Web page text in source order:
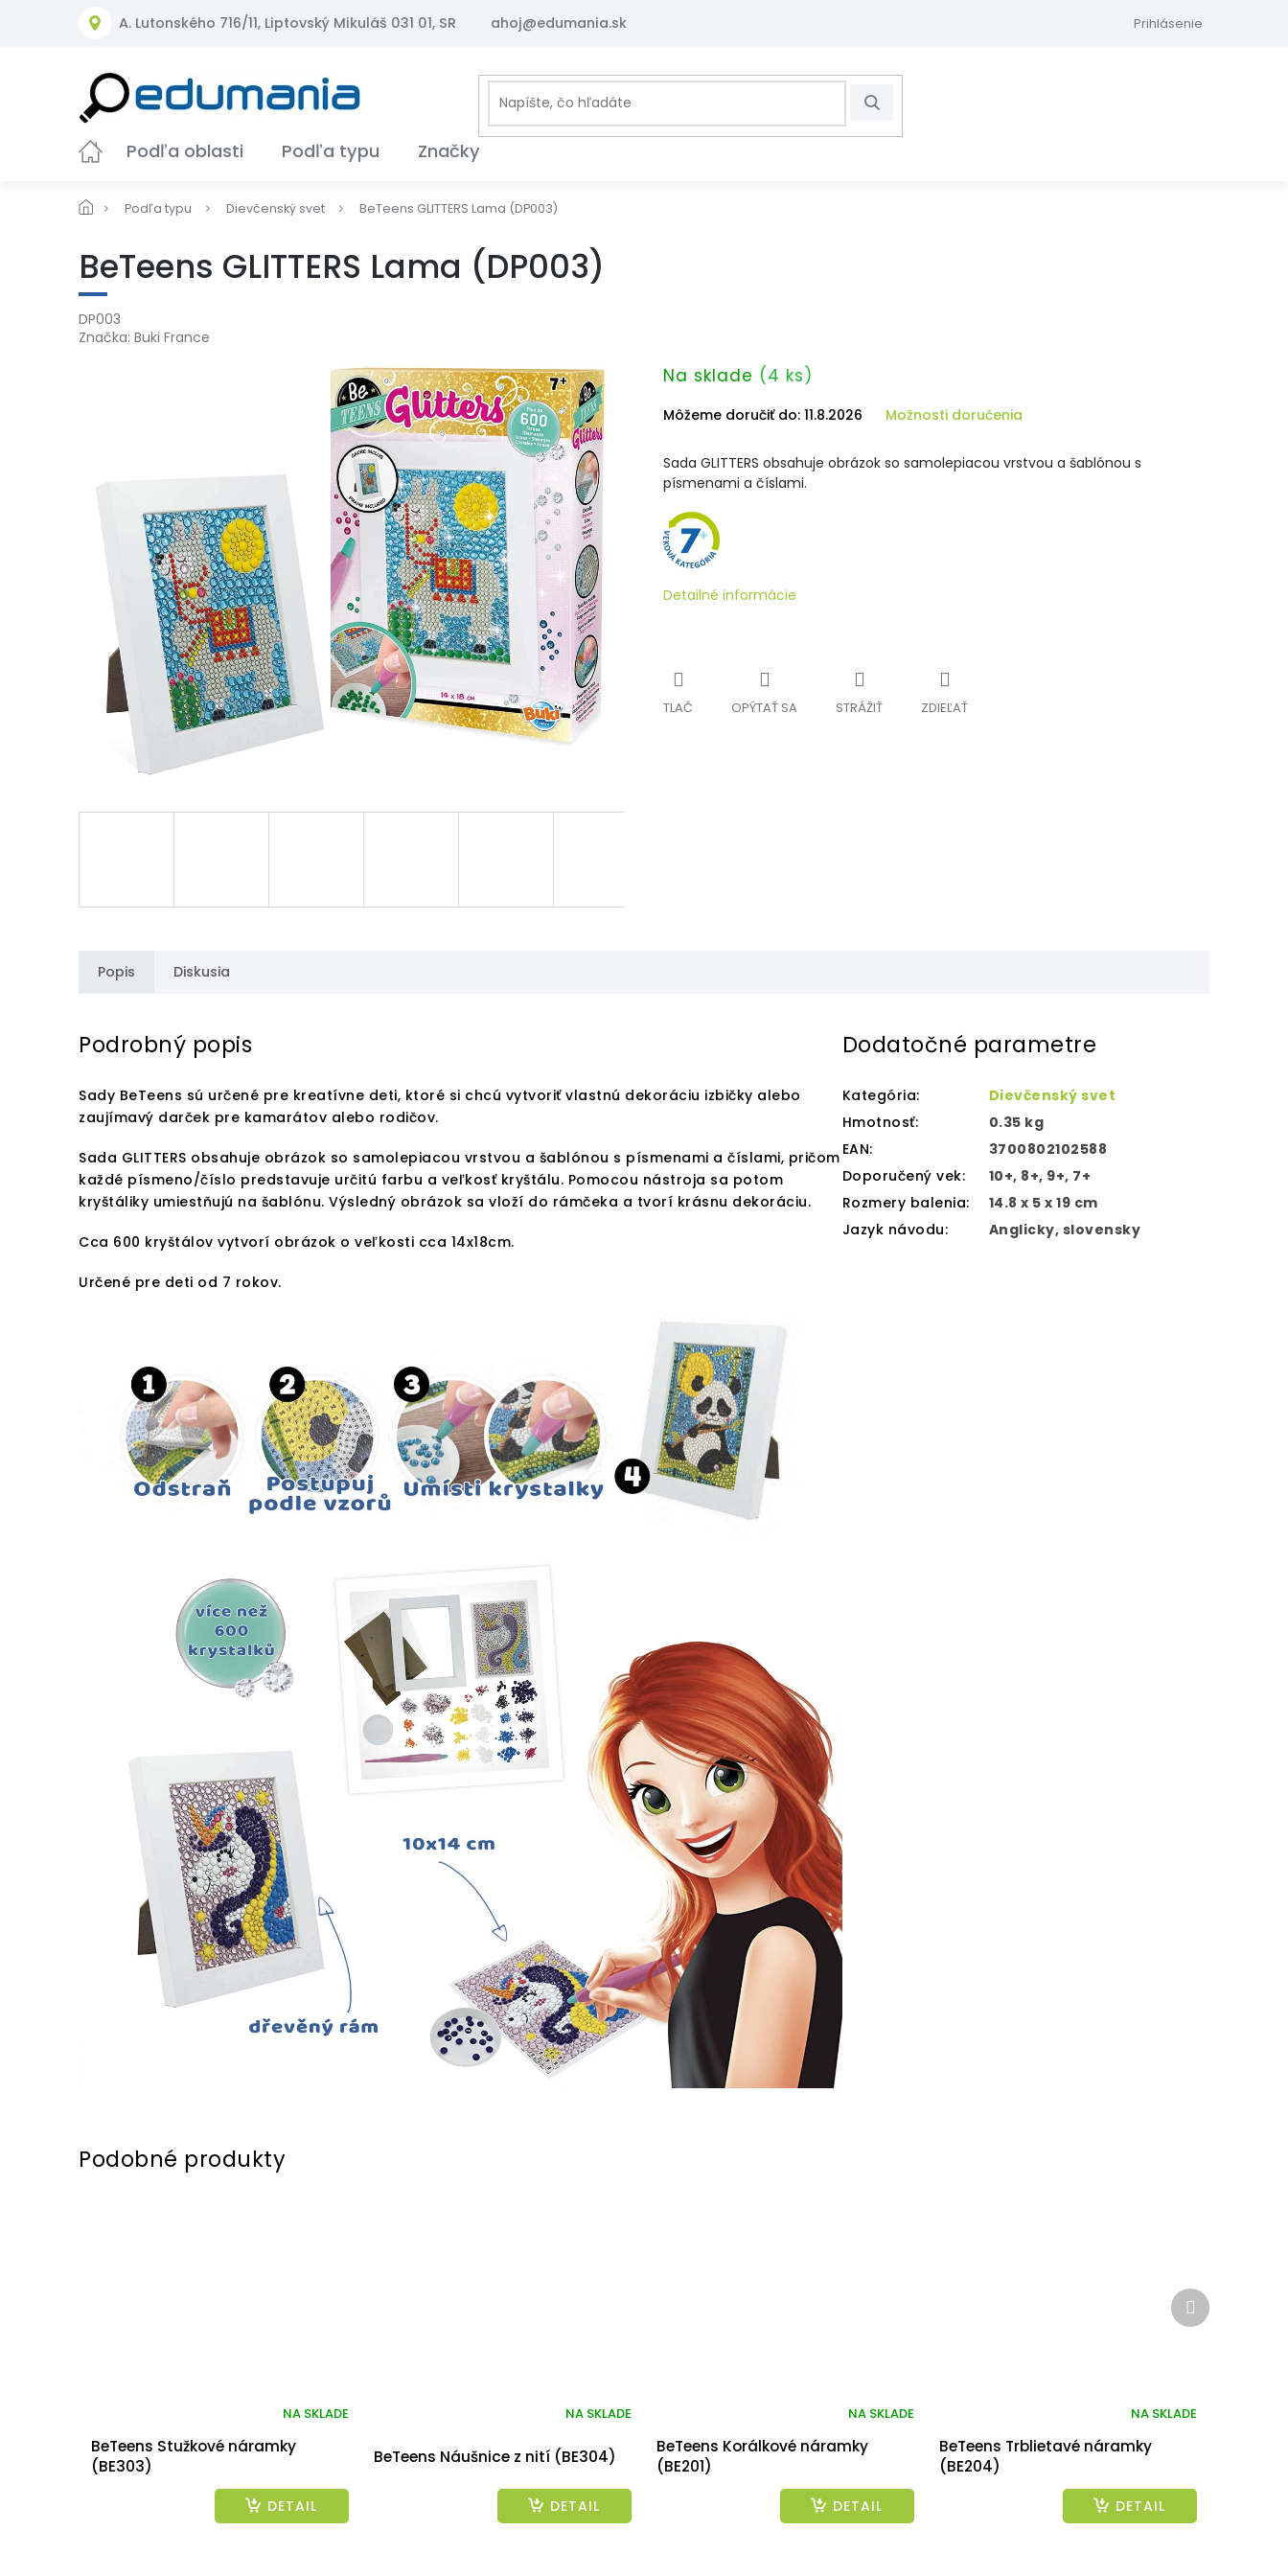
A. Lutonského 716/11, Liptovský Mikuláš 031 01, SR ahoj@edumania.sk Prihlásenie
Hľadať
Podľa oblasti Podľa typu Značky
Podľa typu Dievčenský svet BeTeens GLITTERS Lama (DP003)
BeTeens GLITTERS Lama (DP003)
DP003
Značka: Buki France
Na sklade (4 ks)
Môžeme doručiť do: 11.8.2026 Možnosti doručenia
Sada GLITTERS obsahuje obrázok so samolepiacou vrstvou a šablónou s
písmenami a číslami.
Detailné informácie
TLAČ OPÝTAŤ SA STRÁŽIŤ ZDIEĽAŤ
Popis Diskusia
Podrobný popis
Sady BeTeens sú určené pre kreatívne deti, ktoré si chcú vytvoriť vlastnú dekoráciu izbičky alebo
zaujímavý darček pre kamarátov alebo rodičov.
Sada GLITTERS obsahuje obrázok so samolepiacou vrstvou a šablónou s písmenami a číslami, pričom
každé písmeno/číslo predstavuje určitú farbu a veľkosť kryštálu. Pomocou nástroja sa potom
kryštáliky umiestňujú na šablónu. Výsledný obrázok sa vloží do rámčeka a tvorí krásnu dekoráciu.
Cca 600 kryštálov vytvorí obrázok o veľkosti cca 14x18cm.
Určené pre deti od 7 rokov.
Dodatočné parametre
Kategória:
Dievčenský svet
Hmotnosť:
0.35 kg
EAN:
3700802102588
Doporučený vek:
10+, 8+, 9+, 7+
Rozmery balenia:
14.8 x 5 x 19 cm
Jazyk návodu: Anglicky, slovensky
BeTeens Stužkové náramky
(BE303)
NA SKLADE
DETAIL
BeTeens Náušnice z nití (BE304)
NA SKLADE
DETAIL
BeTeens Korálkové náramky
(BE201)
NA SKLADE
DETAIL
BeTeens Trblietavé náramky
(BE204)
NA SKLADE
DETAIL
Ďalší
produkt